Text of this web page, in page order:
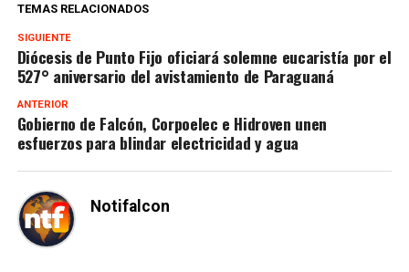
TEMAS RELACIONADOS
SIGUIENTE
Diócesis de Punto Fijo oficiará solemne eucaristía por el
527° aniversario del avistamiento de Paraguaná
ANTERIOR
Gobierno de Falcón, Corpoelec e Hidroven unen
esfuerzos para blindar electricidad y agua
Notifalcon